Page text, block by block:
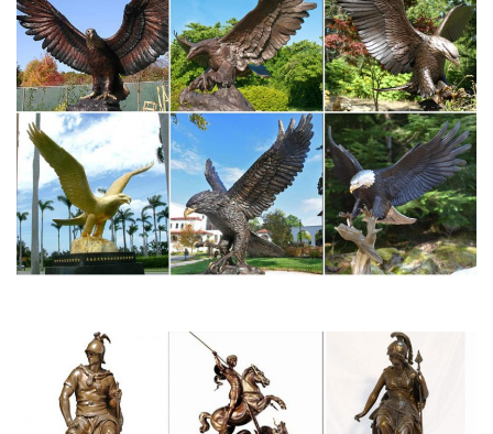
Символ года-собака из камня. Статуэтки собак из керамики
BOXER. Эксклюзивные подарки. Оружие.Мы же советуем Вам
разрушить эту неприятную традицию и задуматься о том,
чтобы купить символ года собака уже сейчас!
Фигурки, статуэтки собак | Хиты продаж
Интернет-магазин русских сувениров с низкими ценами. У нас
можно купить Матрешки, оловянные солдатики, шкатулки
Палех, Федоскино.Павловопосадские платки, фарфор ЛФЗ,
Жостово, Береста, Фигурки, статуэтки собак.
Символ 2018 года собаки
игрушки.Сувенир «Пёс гитарист» (патина). Символ 2018 год
Статуэтка "Символ года" Собака на деньгах в "Тетради-СПб"